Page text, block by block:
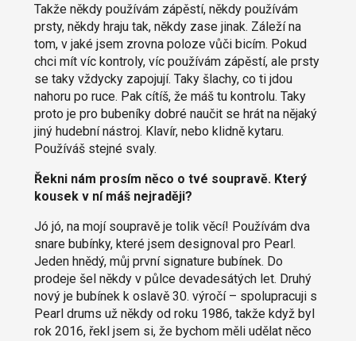
Takže někdy používám zápěstí, někdy používám
prsty, někdy hraju tak, někdy zase jinak. Záleží na
tom, v jaké jsem zrovna poloze vůči bicím. Pokud
chci mít víc kontroly, víc používám zápěstí, ale prsty
se taky vždycky zapojují. Taky šlachy, co ti jdou
nahoru po ruce. Pak cítíš, že máš tu kontrolu. Taky
proto je pro bubeníky dobré naučit se hrát na nějaký
jiný hudební nástroj. Klavír, nebo klidně kytaru.
Používáš stejné svaly.
Řekni nám prosím něco o tvé soupravě. Který
kousek v ní máš nejraději?
Jó jó, na mojí soupravě je tolik věcí! Používám dva
snare bubínky, které jsem designoval pro Pearl.
Jeden hnědý, můj první signature bubínek. Do
prodeje šel někdy v půlce devadesátých let. Druhý
nový je bubínek k oslavě 30. výročí – spolupracuji s
Pearl drums už někdy od roku 1986, takže když byl
rok 2016, řekl jsem si, že bychom měli udělat něco